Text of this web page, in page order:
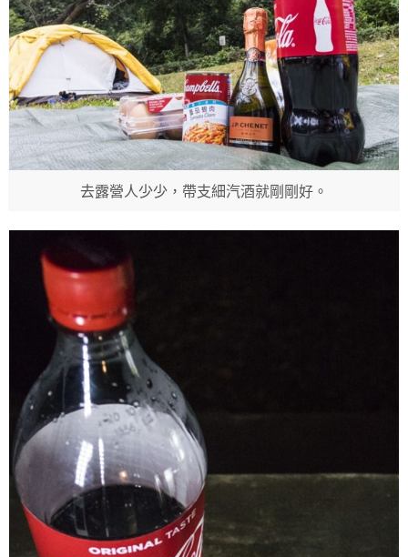
去露營人少少，帶支細汽酒就剛剛好。